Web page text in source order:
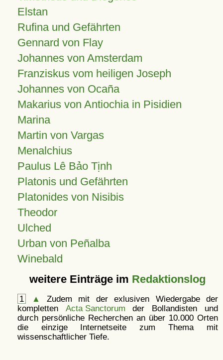
Elstan
Rufina und Gefährten
Gennard von Flay
Johannes von Amsterdam
Franziskus vom heiligen Joseph
Johannes von Ocaña
Makarius von Antiochia in Pisidien
Marina
Martin von Vargas
Menalchius
Paulus Lê Bảo Tịnh
Platonis und Gefährten
Platonides von Nisibis
Theodor
Ulched
Urban von Peñalba
Winebald
weitere Einträge im Redaktionslog
1 ▲
Zudem mit der exlusiven Wiedergabe der
kompletten Acta Sanctorum der Bollandisten und
durch persönliche Recherchen an über 10.000 Orten
die einzige Internetseite zum Thema mit
wissenschaftlicher Tiefe.